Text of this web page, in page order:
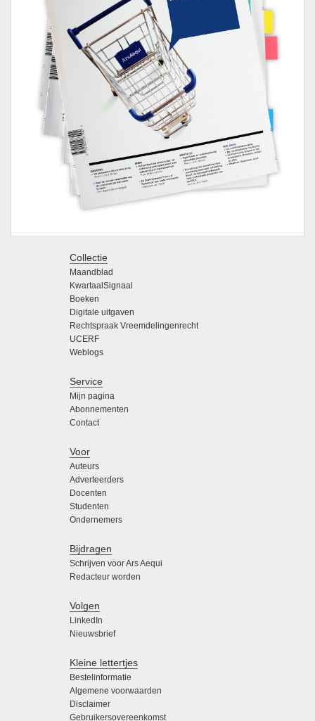
Collectie
Maandblad
KwartaalSignaal
Boeken
Digitale uitgaven
Rechtspraak Vreemdelingenrecht
UCERF
Weblogs
Service
Mijn pagina
Abonnementen
Contact
Voor
Auteurs
Adverteerders
Docenten
Studenten
Ondernemers
Bijdragen
Schrijven voor Ars Aequi
Redacteur worden
Volgen
LinkedIn
Nieuwsbrief
Kleine lettertjes
Bestelinformatie
Algemene voorwaarden
Disclaimer
Gebruikersovereenkomst